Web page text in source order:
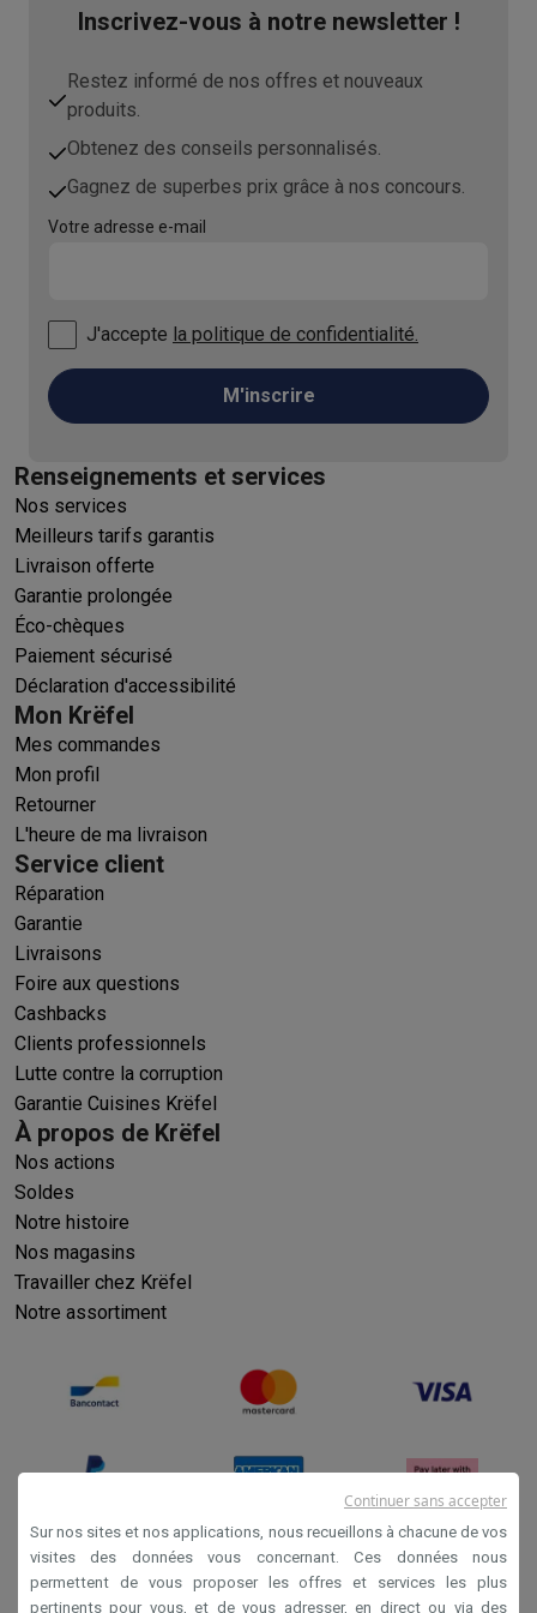
Inscrivez-vous à notre newsletter !
Restez informé de nos offres et nouveaux
produits.
Obtenez des conseils personnalisés.
Gagnez de superbes prix grâce à nos concours.
Votre adresse e-mail
J'accepte la politique de confidentialité.
M'inscrire
Renseignements et services
Nos services
Meilleurs tarifs garantis
Livraison offerte
Garantie prolongée
Éco-chèques
Paiement sécurisé
Déclaration d'accessibilité
Mon Krëfel
Mes commandes
Mon profil
Retourner
L'heure de ma livraison
Service client
Réparation
Garantie
Livraisons
Foire aux questions
Cashbacks
Clients professionnels
Lutte contre la corruption
Garantie Cuisines Krëfel
À propos de Krëfel
Nos actions
Soldes
Notre histoire
Nos magasins
Travailler chez Krëfel
Notre assortiment
Conditions générales de vente
Sur nos sites et nos applications, nous recueillons à chacune de vos
visites des données vous concernant. Ces données nous
permettent de vous proposer les offres et services les plus
pertinents pour vous, et de vous adresser, en direct ou via des
Continuer sans accepter